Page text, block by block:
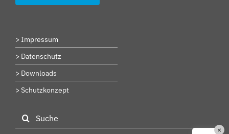
> Impressum
> Datenschutz
> Downloads
> Schutzkonzept
Suche
×